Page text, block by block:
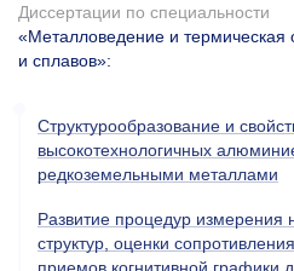
Диссертации по специальности
«Металловедение и термическая
и сплавов»:
Структурообразование и
высокотехнологичных
редкоземельными металлами
Развитие процедур измерения
структур, оценки
приемов когнитивной графики